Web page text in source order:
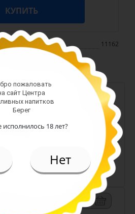
КУПИТЬ
11162
Арт. 13300
187.00 руб.
(шт)
Малина пэт 1 л
+
пожаловать
сайт Центра
напитков
Берег
18 лет?
Нет